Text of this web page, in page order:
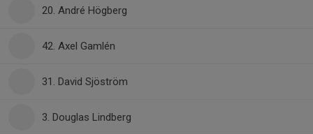
20. André Högberg
42. Axel Gamlén
31. David Sjöström
3. Douglas Lindberg